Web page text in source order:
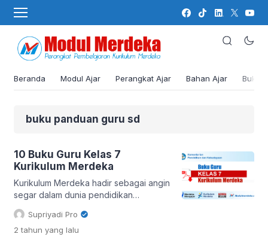
Beranda Modul Ajar Perangkat Ajar Bahan Ajar Buku
buku panduan guru sd
10 Buku Guru Kelas 7
Kurikulum Merdeka
Kurikulum Merdeka hadir sebagai angin
segar dalam dunia pendidikan
Indonesia, membawa semangat
pembelajaran yang lebih fleksibel dan
berpusat pada siswa. Di tengah
Supriyadi Pro
2 tahun yang lalu